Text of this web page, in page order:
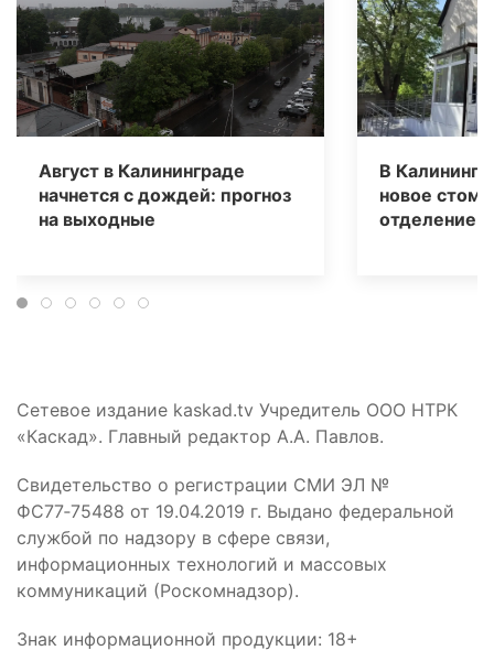
Август в Калининграде
начнется с дождей: прогноз
на выходные
В
новое
отделение
Сетевое издание kaskad.tv Учредитель ООО НТРК
«Каскад». Главный редактор А.А. Павлов.
Свидетельство о регистрации СМИ ЭЛ №
ФС77‑75488 от 19.04.2019 г. Выдано федеральной
службой по надзору в сфере связи,
информационных технологий и массовых
коммуникаций (Роскомнадзор).
Знак информационной продукции: 18+